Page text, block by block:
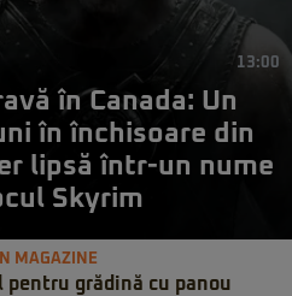
13:00
în Canada: Un
în închisoare din
lipsă într-un nume
Skyrim
MAGAZINE
pentru grădină cu panou